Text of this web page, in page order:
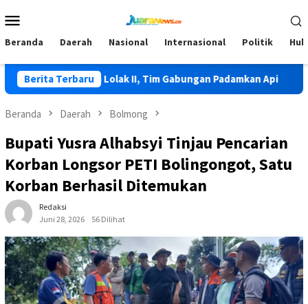
ke
Mobile
Beranda Daerah Nasional Internasional Politik
Berita Terbaru
Terjadi di Lolak II, Tim Gabungan Padamkan Api HKG
Beranda Daerah Bolmong
Bupati Yusra Alhabsyi Tinjau Pencarian
Korban Longsor PETI Bolingongot, Satu
Korban Berhasil Ditemukan
Redaksi
Juni 28, 2026
56 Dilihat